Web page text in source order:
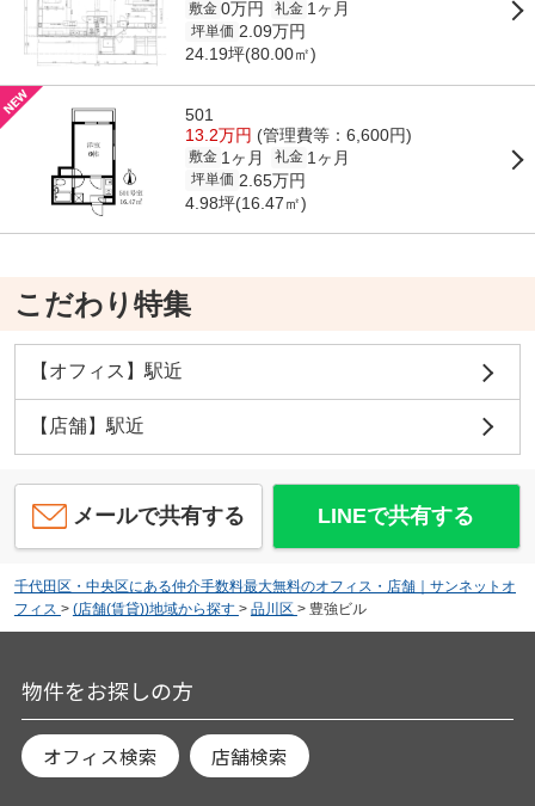
敷金 0万円 礼金 1ヶ月
坪単価 2.09万円
24.19坪(80.00㎡)
501
13.2万円 (管理費等：6,600円)
敷金 1ヶ月 礼金 1ヶ月
坪単価 2.65万円
4.98坪(16.47㎡)
こだわり特集
【オフィス】駅近
【店舗】駅近
メールで共有する LINEで共有する
千代田区・中央区にある仲介手数料最大無料のオフィス・店舗｜サンネットオ
フィス > (店舗(賃貸))地域から探す > 品川区 > 豊強ビル
物件をお探しの方
オフィス検索 店舗検索